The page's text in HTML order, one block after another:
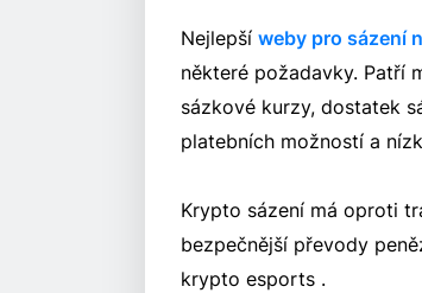
Nejlepší weby pro sázení
některé požadavky. Patří
sázkové kurzy, dostatek
platebních možností a
Krypto sázení má oproti
bezpečnější převody
krypto esports .